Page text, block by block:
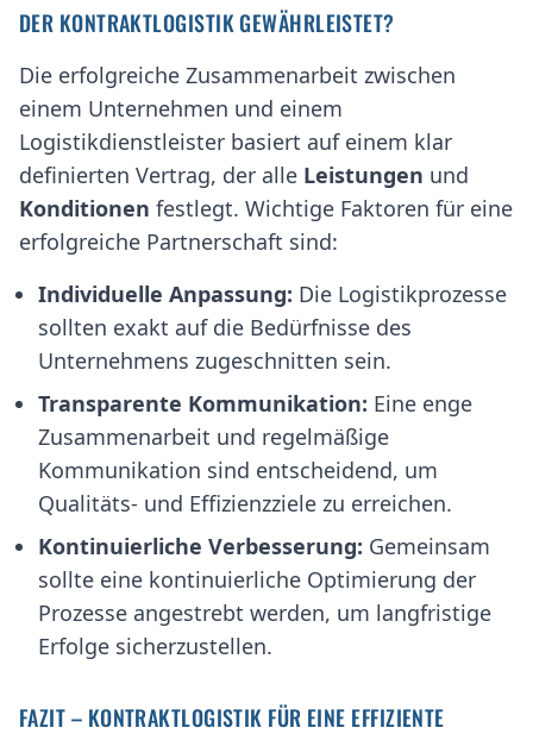
DER KONTRAKTLOGISTIK GEWÄHRLEISTET?
Die erfolgreiche Zusammenarbeit zwischen
einem Unternehmen und einem
Logistikdienstleister basiert auf einem klar
definierten Vertrag, der alle Leistungen und
Konditionen festlegt. Wichtige Faktoren für eine
erfolgreiche Partnerschaft sind:
Individuelle Anpassung: Die Logistikprozesse
sollten exakt auf die Bedürfnisse des
Unternehmens zugeschnitten sein.
Transparente Kommunikation: Eine enge
Zusammenarbeit und regelmäßige
Kommunikation sind entscheidend, um
Qualitäts- und Effizienzziele zu erreichen.
Kontinuierliche Verbesserung: Gemeinsam
sollte eine kontinuierliche Optimierung der
Prozesse angestrebt werden, um langfristige
Erfolge sicherzustellen.
FAZIT – KONTRAKTLOGISTIK FÜR EINE EFFIZIENTE